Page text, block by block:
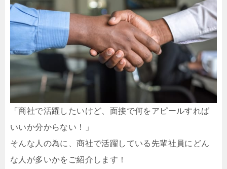
「商社で活躍したいけど、面接で何をアピールすれば
いいか分からない！」
そんな人の為に、商社で活躍している先輩社員にどん
な人が多いかをご紹介します！